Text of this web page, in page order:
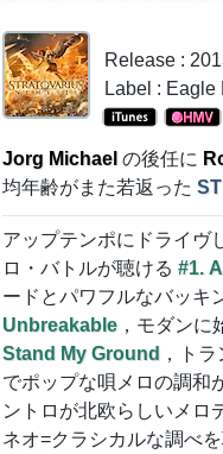
Release :
Label : Eagle
Jorg Michael の後任に
均年齢がまた若返った
アップテンポにドライヴ
ロ・バトルが聴ける #1.
ードとパワフルなバッキ
Unbreakable ，モダン
Stand My Ground ，ト
でポップな唄メロの調和
ントロが北欧らしいメロ
ネオ=クラシカルな調べ